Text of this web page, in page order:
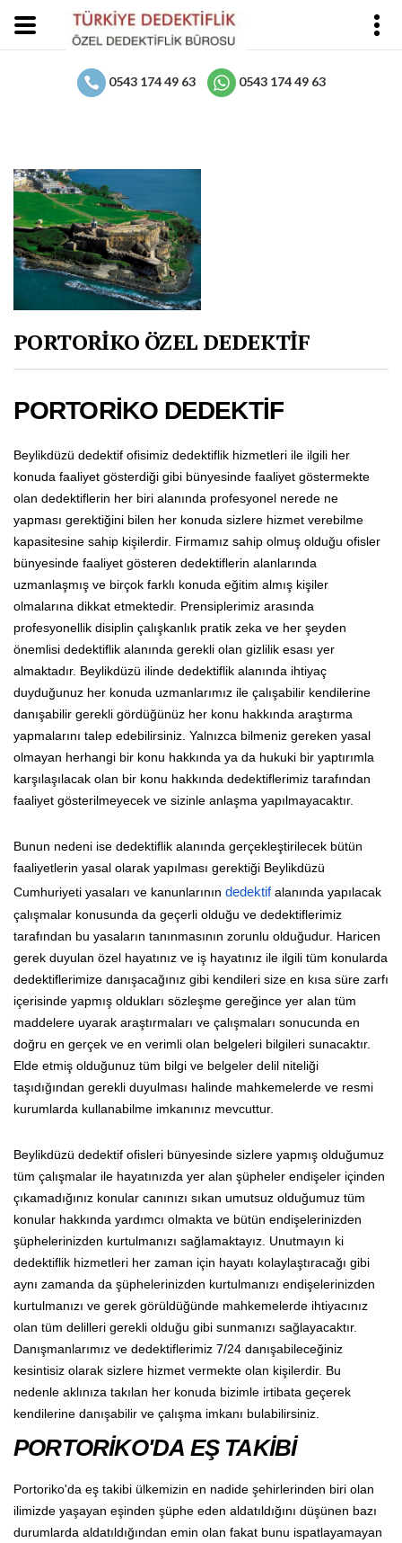
0543 174 49 63 0543 174 49 63
PORTORİKO ÖZEL DEDEKTİF
PORTORİKO DEDEKTİF
Beylikdüzü dedektif ofisimiz dedektiflik hizmetleri ile ilgili her
konuda faaliyet gösterdiği gibi bünyesinde faaliyet göstermekte
olan dedektiflerin her biri alanında profesyonel nerede ne
yapması gerektiğini bilen her konuda sizlere hizmet verebilme
kapasitesine sahip kişilerdir. Firmamız sahip olmuş olduğu ofisler
bünyesinde faaliyet gösteren dedektiflerin alanlarında
uzmanlaşmış ve birçok farklı konuda eğitim almış kişiler
olmalarına dikkat etmektedir. Prensiplerimiz arasında
profesyonellik disiplin çalışkanlık pratik zeka ve her şeyden
önemlisi dedektiflik alanında gerekli olan gizlilik esası yer
almaktadır. Beylikdüzü ilinde dedektiflik alanında ihtiyaç
duyduğunuz her konuda uzmanlarımız ile çalışabilir kendilerine
danışabilir gerekli gördüğünüz her konu hakkında araştırma
yapmalarını talep edebilirsiniz. Yalnızca bilmeniz gereken yasal
olmayan herhangi bir konu hakkında ya da hukuki bir yaptırımla
karşılaşılacak olan bir konu hakkında dedektiflerimiz tarafından
faaliyet gösterilmeyecek ve sizinle anlaşma yapılmayacaktır.
Bunun nedeni ise dedektiflik alanında gerçekleştirilecek bütün
faaliyetlerin yasal olarak yapılması gerektiği Beylikdüzü
Cumhuriyeti yasaları ve kanunlarının dedektifalanında yapılacak
çalışmalar konusunda da geçerli olduğu ve dedektiflerimiz
tarafından bu yasaların tanınmasının zorunlu olduğudur. Haricen
gerek duyulan özel hayatınız ve iş hayatınız ile ilgili tüm konularda
dedektiflerimize danışacağınız gibi kendileri size en kısa süre zarfı
içerisinde yapmış oldukları sözleşme gereğince yer alan tüm
maddelere uyarak araştırmaları ve çalışmaları sonucunda en
doğru en gerçek ve en verimli olan belgeleri bilgileri sunacaktır.
Elde etmiş olduğunuz tüm bilgi ve belgeler delil niteliği
taşıdığından gerekli duyulması halinde mahkemelerde ve resmi
kurumlarda kullanabilme imkanınız mevcuttur.
Beylikdüzü dedektif ofisleri bünyesinde sizlere yapmış olduğumuz
tüm çalışmalar ile hayatınızda yer alan şüpheler endişeler içinden
çıkamadığınız konular canınızı sıkan umutsuz olduğumuz tüm
konular hakkında yardımcı olmakta ve bütün endişelerinizden
şüphelerinizden kurtulmanızı sağlamaktayız. Unutmayın ki
dedektiflik hizmetleri her zaman için hayatı kolaylaştıracağı gibi
aynı zamanda da şüphelerinizden kurtulmanızı endişelerinizden
kurtulmanızı ve gerek görüldüğünde mahkemelerde ihtiyacınız
olan tüm delilleri gerekli olduğu gibi sunmanızı sağlayacaktır.
Danışmanlarımız ve dedektiflerimiz 7/24 danışabileceğiniz
kesintisiz olarak sizlere hizmet vermekte olan kişilerdir. Bu
nedenle aklınıza takılan her konuda bizimle irtibata geçerek
kendilerine danışabilir ve çalışma imkanı bulabilirsiniz.
PORTORİKO'DA EŞ TAKİBİ
Portoriko'da eş takibi ülkemizin en nadide şehirlerinden biri olan
ilimizde yaşayan eşinden şüphe eden aldatıldığını düşünen bazı
durumlarda aldatıldığından emin olan fakat bunu ispatlayamayan